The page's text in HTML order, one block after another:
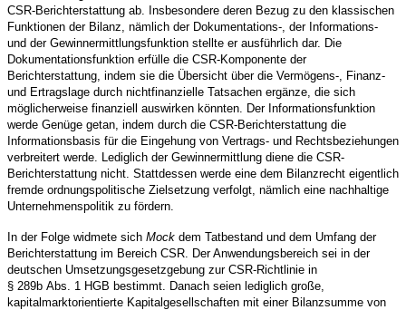
CSR-Berichterstattung ab. Insbesondere deren Bezug zu den klassischen
Funktionen der Bilanz, nämlich der Dokumentations-, der Informations-
und der Gewinnermittlungsfunktion stellte er ausführlich dar. Die
Dokumentationsfunktion erfülle die CSR-Komponente der
Berichterstattung, indem sie die Übersicht über die Vermögens-, Finanz-
und Ertragslage durch nichtfinanzielle Tatsachen ergänze, die sich
möglicherweise finanziell auswirken könnten. Der Informationsfunktion
werde Genüge getan, indem durch die CSR-Berichterstattung die
Informationsbasis für die Eingehung von Vertrags- und Rechtsbeziehungen
verbreitert werde. Lediglich der Gewinnermittlung diene die CSR-
Berichterstattung nicht. Stattdessen werde eine dem Bilanzrecht eigentlich
fremde ordnungspolitische Zielsetzung verfolgt, nämlich eine nachhaltige
Unternehmenspolitik zu fördern.
In der Folge widmete sich Mock dem Tatbestand und dem Umfang der
Berichterstattung im Bereich CSR. Der Anwendungsbereich sei in der
deutschen Umsetzungsgesetzgebung zur CSR-Richtlinie in
§ 289b Abs. 1 HGB bestimmt. Danach seien lediglich große,
kapitalmarktorientierte Kapitalgesellschaften mit einer Bilanzsumme von